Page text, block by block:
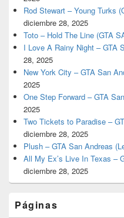
Rod Stewart – Young Turks
diciembre 28, 2025
Toto – Hold The Line (GTA
I Love A Rainy Night – GTA
28, 2025
New York City – GTA San
2025
One Step Forward – GTA
2025
Two Tickets to Paradise –
diciembre 28, 2025
Plush – GTA San Andreas
All My Ex’s Live In Texas –
diciembre 28, 2025
Páginas